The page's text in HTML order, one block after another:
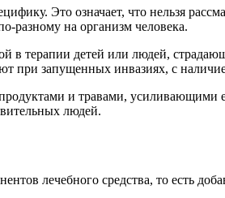
Это означает, что нельзя
разному на организм человека.
в терапии детей или людей,
при запущенных инвазиях, с
и травами, усиливающими
людей.
лечебного средства, то есть